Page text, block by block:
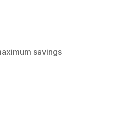
savings